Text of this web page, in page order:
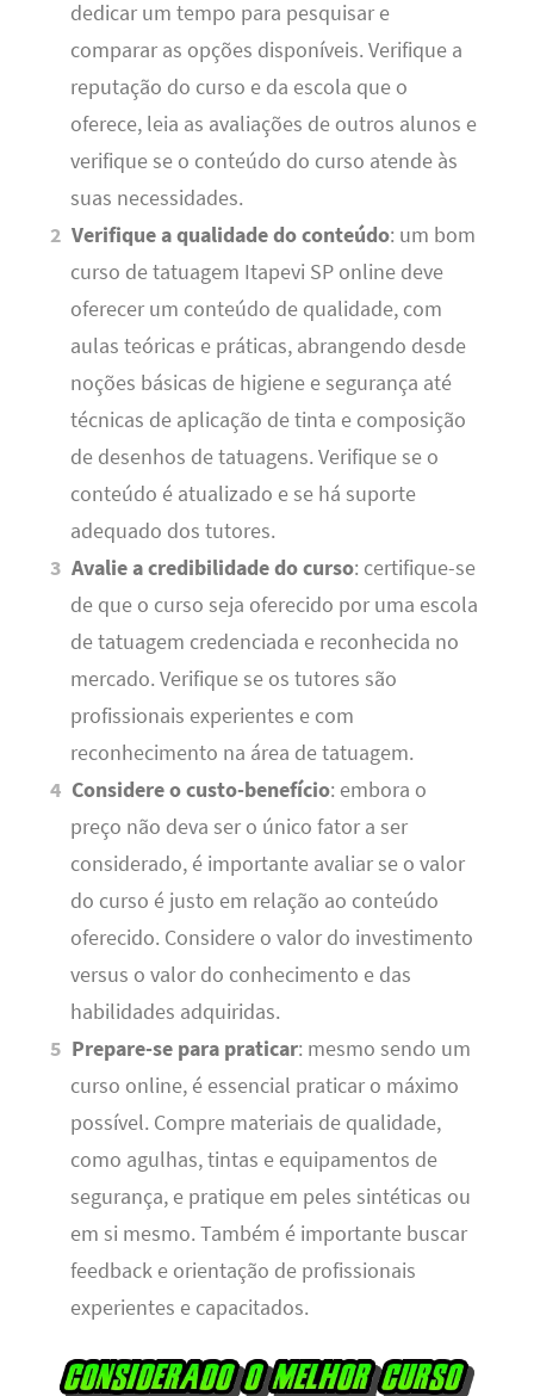
dedicar um tempo para pesquisar e
comparar as opções disponíveis. Verifique a
reputação do curso e da escola que o
oferece, leia as avaliações de outros alunos e
verifique se o conteúdo do curso atende às
suas necessidades.
Verifique a qualidade do conteúdo: um bom
curso de tatuagem Itapevi SP online deve
oferecer um conteúdo de qualidade, com
aulas teóricas e práticas, abrangendo desde
noções básicas de higiene e segurança até
técnicas de aplicação de tinta e composição
de desenhos de tatuagens. Verifique se o
conteúdo é atualizado e se há suporte
adequado dos tutores.
Avalie a credibilidade do curso: certifique-se
de que o curso seja oferecido por uma escola
de tatuagem credenciada e reconhecida no
mercado. Verifique se os tutores são
profissionais experientes e com
reconhecimento na área de tatuagem.
Considere o custo-benefício: embora o
preço não deva ser o único fator a ser
considerado, é importante avaliar se o valor
do curso é justo em relação ao conteúdo
oferecido. Considere o valor do investimento
versus o valor do conhecimento e das
habilidades adquiridas.
Prepare-se para praticar: mesmo sendo um
curso online, é essencial praticar o máximo
possível. Compre materiais de qualidade,
como agulhas, tintas e equipamentos de
segurança, e pratique em peles sintéticas ou
em si mesmo. Também é importante buscar
feedback e orientação de profissionais
experientes e capacitados.